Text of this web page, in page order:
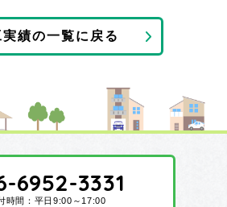
実績の一覧に戻る
6952-3331
時間：平日9:00～17:00